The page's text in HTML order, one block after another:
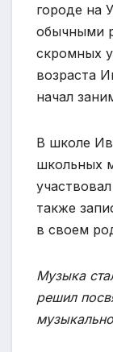
городе на
обычными
скромных
возраста
начал
В школе
школьных
также
в своем
Музыка
решил